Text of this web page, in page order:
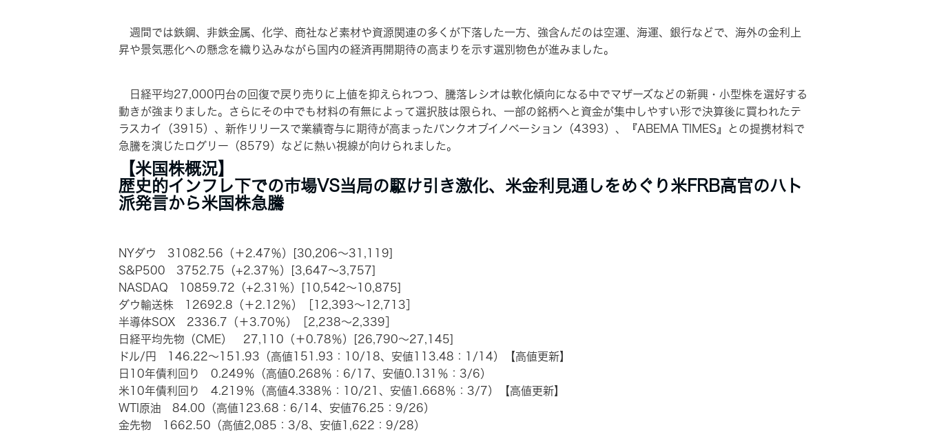
週間では鉄鋼、非鉄金属、化学、商社など素材や資源関連の多くが下落した一方、強含んだのは空運、海運、銀行などで、海外の金利上
昇や景気悪化への懸念を織り込みながら国内の経済再開期待の高まりを示す選別物色が進みました。
日経平均27,000円台の回復で戻り売りに上値を抑えられつつ、騰落レシオは軟化傾向になる中でマザーズなどの新興・小型株を選好する
動きが強まりました。さらにその中でも材料の有無によって選択肢は限られ、一部の銘柄へと資金が集中しやすい形で決算後に買われたテ
ラスカイ（3915）、新作リリースで業績寄与に期待が高まったバンクオブイノベーション（4393）、『ABEMA TIMES』との提携材料で
急騰を演じたログリー（8579）などに熱い視線が向けられました。
【米国株概況】
歴史的インフレ下での市場VS当局の駆け引き激化、米金利見通しをめぐり米FRB高官のハト
派発言から米国株急騰
NYダウ 31082.56（＋2.47％）[30,206～31,119]
S&P500 3752.75（+2.37％）[3,647～3,757]
NASDAQ 10859.72（+2.31％）[10,542～10,875]
ダウ輸送株 12692.8（＋2.12％）［12,393～12,713］
半導体SOX 2336.7（＋3.70％）［2,238～2,339］
日経平均先物（CME） 27,110（＋0.78％）[26,790～27,145]
ドル/円 146.22～151.93（高値151.93：10/18、安値113.48：1/14）【高値更新】
日10年債利回り 0.249％（高値0.268％：6/17、安値0.131％：3/6）
米10年債利回り 4.219％（高値4.338％：10/21、安値1.668％：3/7）【高値更新】
WTI原油 84.00（高値123.68：6/14、安値76.25：9/26）
金先物 1662.50（高値2,085：3/8、安値1,622：9/28）